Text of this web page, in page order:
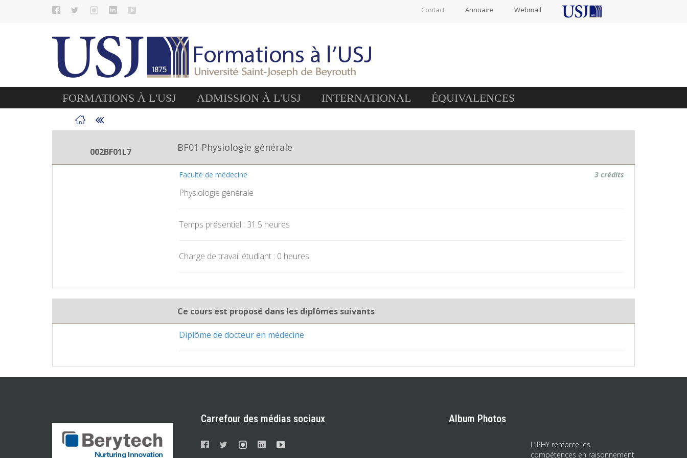
Contact Annuaire Webmail
FORMATIONS À L'USJ ADMISSION À L'USJ INTERNATIONAL ÉQUIVALENCES
002BF01L7 BF01 Physiologie générale
Faculté de médecine 3 crédits
Physiologie générale
Temps présentiel : 31.5 heures
Charge de travail étudiant : 0 heures
Ce cours est proposé dans les diplômes suivants
Diplôme de docteur en médecine
Carrefour des médias sociaux Album Photos
L’IPHY renforce les
compétences en raisonnement